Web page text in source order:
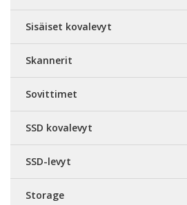
Sisäiset kovalevyt
Skannerit
Sovittimet
SSD kovalevyt
SSD-levyt
Storage